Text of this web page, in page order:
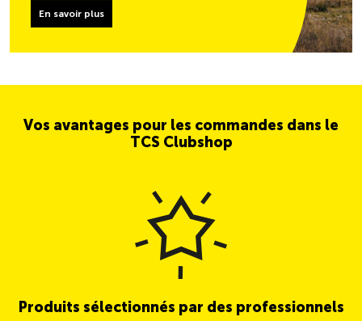
En savoir plus
Vos avantages pour les commandes dans le
TCS Clubshop
Produits sélectionnés par des professionnels